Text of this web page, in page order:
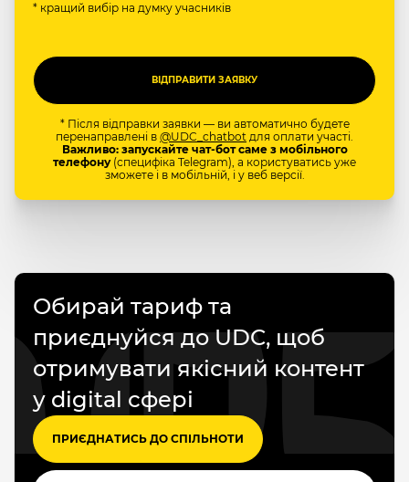
* кращий вибір на думку учасників
* Після відправки заявки — ви автоматично будете
перенаправлені в @UDC_chatbot для оплати участі.
Важливо: запускайте чат-бот саме з мобільного
телефону(специфіка Telegram), а користуватись уже
зможете і в мобільній, і у веб версії.
Обирай тариф та
приєднуйся до UDC, щоб
отримувати якісний контент
у digital сфері
ПРИЄДНАТИСЬ ДО СПІЛЬНОТИ